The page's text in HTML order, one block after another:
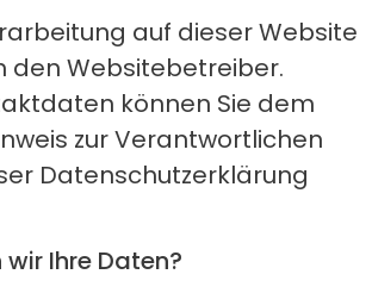
auf dieser Website
den Websitebetreiber.
können Sie dem
zur Verantwortlichen
Datenschutzerklärung
Ihre Daten?